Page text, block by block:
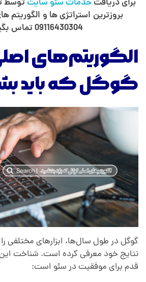
برای دریافتخدمات سئو سایتتوسط
بروزترین استراتژی ها و الگوریتم
09116430304 تماس بگیرید.
الگوریتم‌های
گوگل که باید
گوگل در طول سال‌ها، ابزارهای مختلفی
نتایج خود معرفی کرده است. شناخت این
قدم برای موفقیت در سئو است: